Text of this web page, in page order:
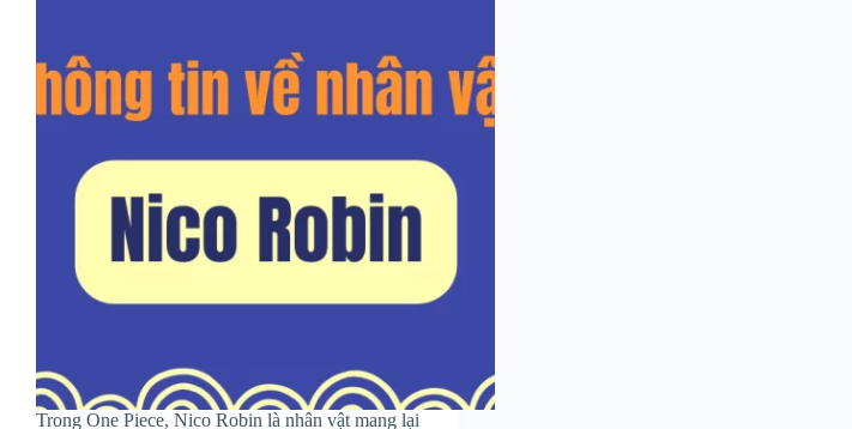
Trong One Piece, Nico Robin là nhân vật mang lại